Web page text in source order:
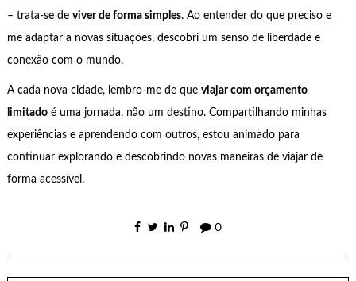
– trata-se de viver de forma simples. Ao entender do que preciso e
me adaptar a novas situações, descobri um senso de liberdade e
conexão com o mundo.
A cada nova cidade, lembro-me de que viajar com orçamento
limitadoé uma jornada, não um destino. Compartilhando minhas
experiências e aprendendo com outros, estou animado para
continuar explorando e descobrindo novas maneiras de viajar de
forma acessível.
0